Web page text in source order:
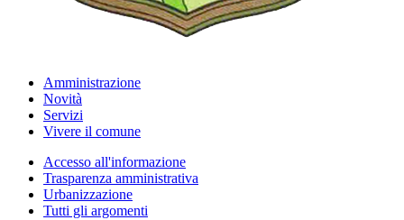
Amministrazione
Novità
Servizi
Vivere il comune
Accesso all'informazione
Trasparenza amministrativa
Urbanizzazione
Tutti gli argomenti